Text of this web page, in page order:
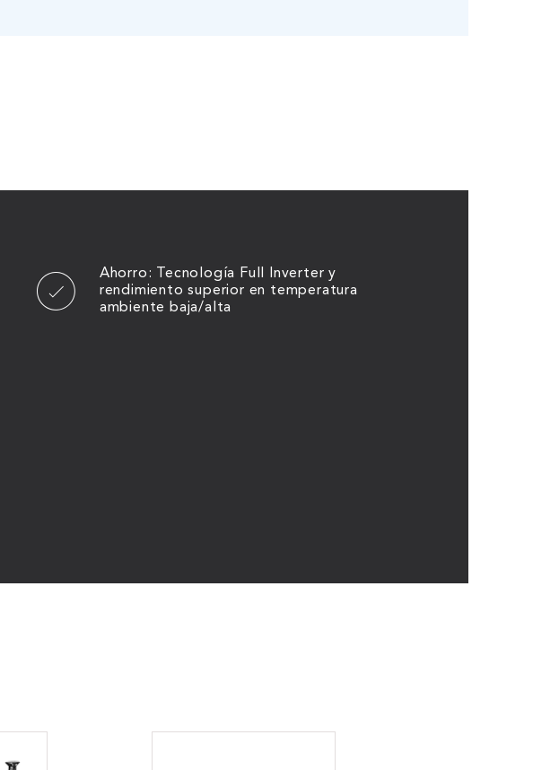
Ahorro: Tecnología Full Inverter y
rendimiento superior en temperatura
ambiente baja/alta